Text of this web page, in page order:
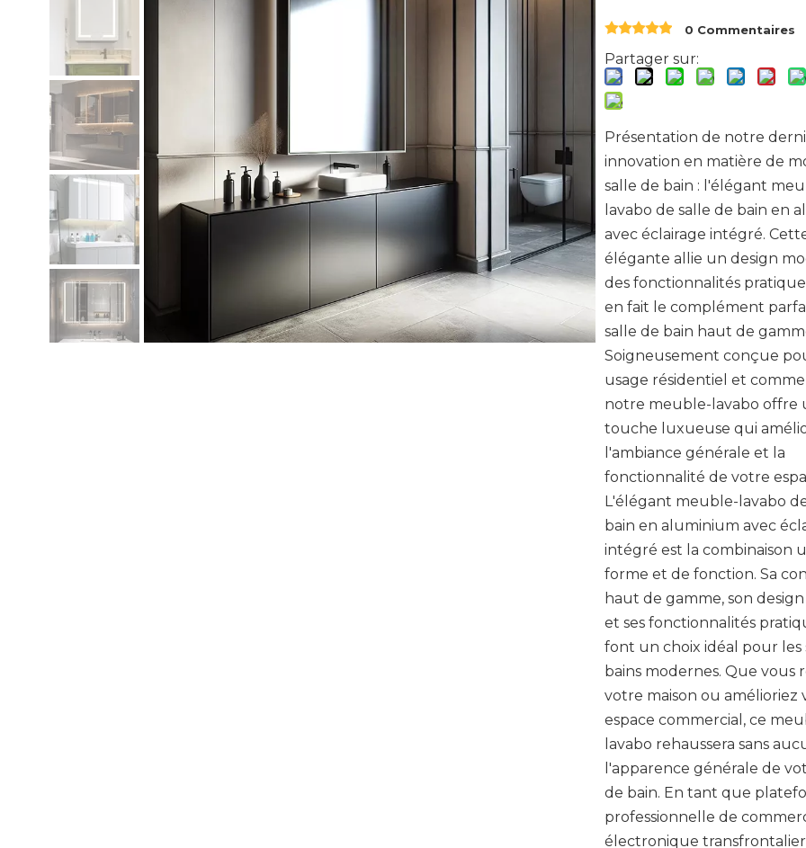
0 Commentaires
Partager sur:
Présentation de notre
innovation en matière de
salle de bain : l'élégant
lavabo de salle de bain en
avec éclairage intégré.
élégante allie un design
des fonctionnalités
en fait le complément
salle de bain haut de
Soigneusement conçue
usage résidentiel et
notre meuble-lavabo offre
touche luxueuse qui
l'ambiance générale et la
fonctionnalité de votre
L'élégant meuble-lavabo
bain en aluminium avec
intégré est la combinaison
forme et de fonction. Sa
haut de gamme, son
et ses fonctionnalités
font un choix idéal pour les
bains modernes. Que vous
votre maison ou amélioriez
espace commercial, ce
lavabo rehaussera sans
l'apparence générale de
de bain. En tant que
professionnelle de
électronique